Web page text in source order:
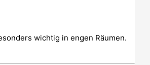
wichtig in engen Räumen.